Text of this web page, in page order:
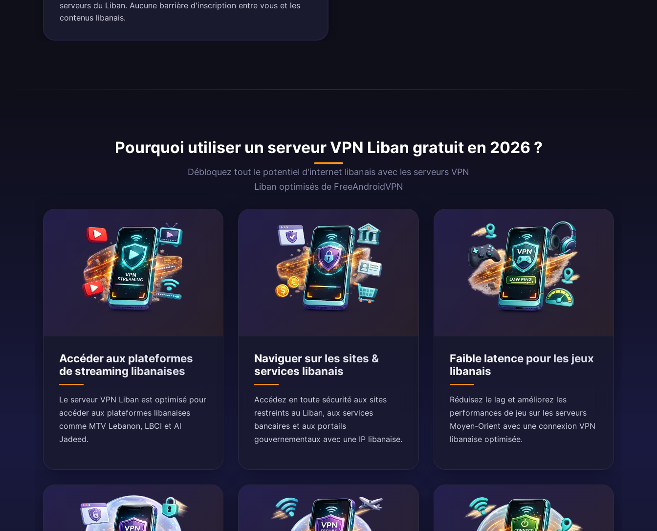
serveurs du Liban. Aucune barrière d'inscription entre vous et les
contenus libanais.
Pourquoi utiliser un serveur VPN Liban gratuit en 2026 ?
Débloquez tout le potentiel d'internet libanais avec les serveurs VPN
Liban optimisés de FreeAndroidVPN
Accéder aux plateformes
de streaming libanaises
Le serveur VPN Liban est optimisé pour
accéder aux plateformes libanaises
comme MTV Lebanon, LBCI et Al
Jadeed.
Naviguer sur les sites &
services libanais
Accédez en toute sécurité aux sites
restreints au Liban, aux services
bancaires et aux portails
gouvernementaux avec une IP libanaise.
Faible latence pour les jeux
libanais
Réduisez le lag et améliorez les
performances de jeu sur les serveurs
Moyen-Orient avec une connexion VPN
libanaise optimisée.